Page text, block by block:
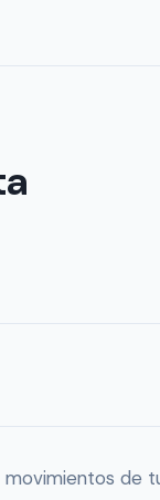
movimientos de